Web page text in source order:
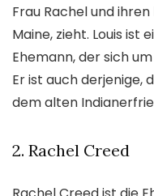
Frau Rachel und
Maine, zieht. Louis ist
Ehemann, der sich
Er ist auch derjenige,
dem alten
2. Rachel Creed